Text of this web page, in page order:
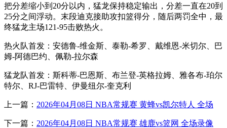
把分差缩小到20分以内，猛龙保持稳定输出，分差一直在20到
25分之间浮动。末段迪克接助攻扣篮得分，随后两罚全中，最
终猛龙主场121-95击败热火。
热火队首发：安德鲁-维金斯、泰勒-希罗、戴维恩-米切尔、巴
姆-阿德巴约、佩勒-拉尔森
猛龙队首发：斯科蒂-巴恩斯、布兰登-英格拉姆、雅各布-珀尔
特尔、RJ-巴雷特、伊曼纽尔-奎克利
上一篇： 2026年04月08日 NBA常规赛 黄蜂vs凯尔特人 全场
下一篇： 2026年04月08日 NBA常规赛 雄鹿vs篮网 全场录像